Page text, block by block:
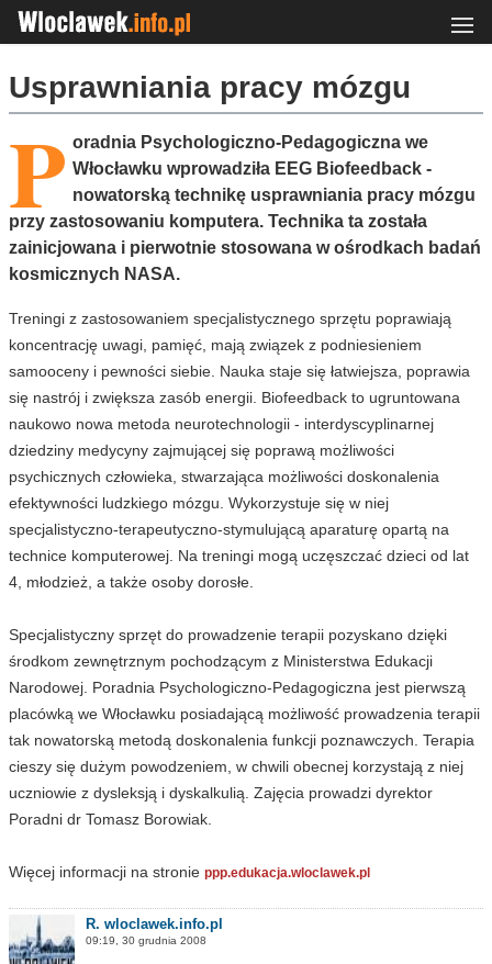
Usprawniania pracy mózgu
P oradnia Psychologiczno-Pedagogiczna we
Włocławku wprowadziła EEG Biofeedback -
nowatorską technikę usprawniania pracy mózgu
przy zastosowaniu komputera. Technika ta została
zainicjowana i pierwotnie stosowana w ośrodkach badań
kosmicznych NASA.
Treningi z zastosowaniem specjalistycznego sprzętu poprawiają
koncentrację uwagi, pamięć, mają związek z podniesieniem
samooceny i pewności siebie. Nauka staje się łatwiejsza, poprawia
się nastrój i zwiększa zasób energii. Biofeedback to ugruntowana
naukowo nowa metoda neurotechnologii - interdyscyplinarnej
dziedziny medycyny zajmującej się poprawą możliwości
psychicznych człowieka, stwarzająca możliwości doskonalenia
efektywności ludzkiego mózgu. Wykorzystuje się w niej
specjalistyczno-terapeutyczno-stymulującą aparaturę opartą na
technice komputerowej. Na treningi mogą uczęszczać dzieci od lat
4, młodzież, a także osoby dorosłe.
Specjalistyczny sprzęt do prowadzenie terapii pozyskano dzięki
środkom zewnętrznym pochodzącym z Ministerstwa Edukacji
Narodowej. Poradnia Psychologiczno-Pedagogiczna jest pierwszą
placówką we Włocławku posiadającą możliwość prowadzenia terapii
tak nowatorską metodą doskonalenia funkcji poznawczych. Terapia
cieszy się dużym powodzeniem, w chwili obecnej korzystają z niej
uczniowie z dysleksją i dyskalkulią. Zajęcia prowadzi dyrektor
Poradni dr Tomasz Borowiak.
Więcej informacji na stronie ppp.edukacja.wloclawek.pl
R. wloclawek.info.pl
09:19, 30 grudnia 2008